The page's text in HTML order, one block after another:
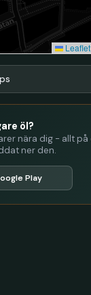
Leaflet
öl?
nära dig - allt på
ner den.
Play